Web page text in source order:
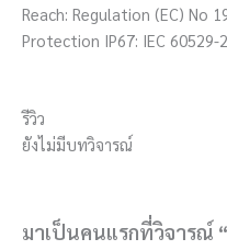
Reach: Regulation (EC) No
Protection IP67: IEC 60529-
รีวิว
ยังไม่มีบทวิจารณ์
มาเป็นคนแรกที่วิจารณ์